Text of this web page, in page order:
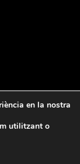
en la nostra
utilitzant o